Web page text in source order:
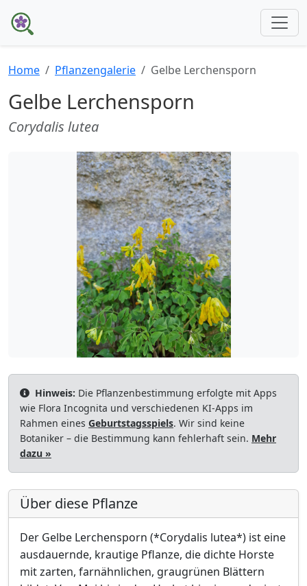
Home Pflanzengalerie Gelbe Lerchensporn
Gelbe Lerchensporn
Corydalis lutea
Hinweis: Die Pflanzenbestimmung erfolgte mit Apps
wie Flora Incognita und verschiedenen KI-Apps im
Rahmen eines Geburtstagsspiels. Wir sind keine
Botaniker – die Bestimmung kann fehlerhaft sein. Mehr
dazu »
Über diese Pflanze
Der Gelbe Lerchensporn (*Corydalis lutea*) ist eine
ausdauernde, krautige Pflanze, die dichte Horste
mit zarten, farnähnlichen, graugrünen Blättern